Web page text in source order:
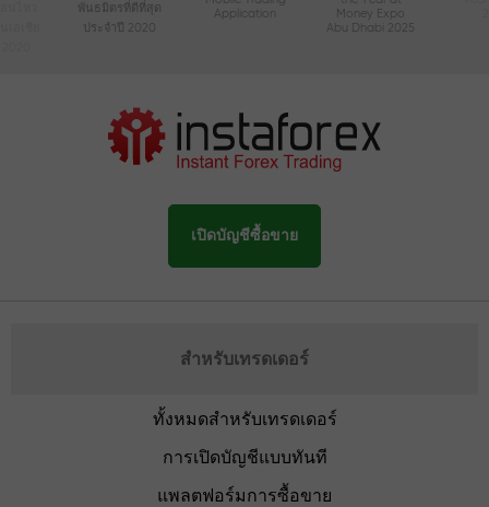
พันธมิตรที่ดีที่สุด
ประจำปี 2020
Application
Money Expo
Abu Dhabi 2025
เปิดบัญชีซื้อขาย
สำหรับเทรดเดอร์
ทั้งหมดสำหรับเทรดเดอร์
การเปิดบัญชีแบบทันที
แพลตฟอร์มการซื้อขาย